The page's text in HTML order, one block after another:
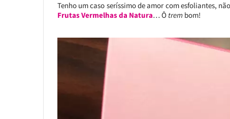
Tenho um caso seríssimo de amor com esfoliantes,
Frutas Vermelhasda Natura… Ô trembom!